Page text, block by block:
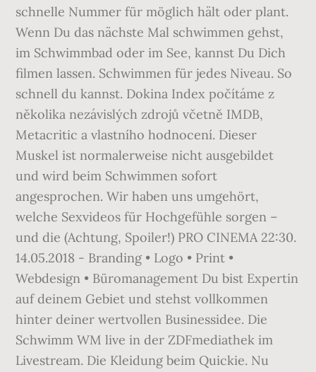
schnelle Nummer für möglich hält oder plant.
Wenn Du das nächste Mal schwimmen gehst,
im Schwimmbad oder im See, kannst Du Dich
filmen lassen. Schwimmen für jedes Niveau. So
schnell du kannst. Dokina Index počítáme z
několika nezávislých zdrojů včetně IMDB,
Metacritic a vlastního hodnocení. Dieser
Muskel ist normalerweise nicht ausgebildet
und wird beim Schwimmen sofort
angesprochen. Wir haben uns umgehört,
welche Sexvideos für Hochgefühle sorgen –
und die (Achtung, Spoiler!) PRO CINEMA 22:30.
14.05.2018 - Branding • Logo • Print •
Webdesign • Büromanagement Du bist Expertin
auf deinem Gebiet und stehst vollkommen
hinter deiner wertvollen Businessidee. Die
Schwimm WM live in der ZDFmediathek im
Livestream. Die Kleidung beim Quickie. Nu